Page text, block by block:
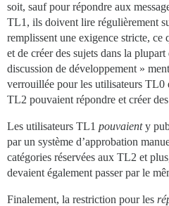
soit, sauf pour répondre aux
TL1, ils doivent lire régulièrement
remplissent une exigence stricte, ce
et de créer des sujets dans la
discussion de développement »
verrouillée pour les utilisateurs TL0
TL2 pouvaient répondre et créer
Les utilisateurs TL1 pouvaienty
par un système d’approbation
catégories réservées aux TL2 et
devaient également passer par le
Finalement, la restriction pour les